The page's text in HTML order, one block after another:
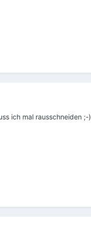
ich mal rausschneiden ;-)